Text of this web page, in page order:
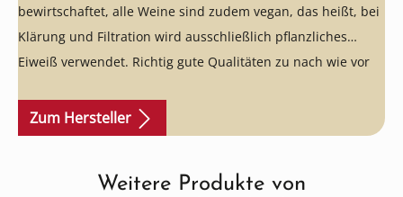
bewirtschaftet, alle Weine sind zudem vegan, das heißt, bei
Klärung und Filtration wird ausschließlich pflanzliches
Eiweiß verwendet. Richtig gute Qualitäten zu nach wie vor
Zum Hersteller
Produktgalerie überspringen
Weitere Produkte von